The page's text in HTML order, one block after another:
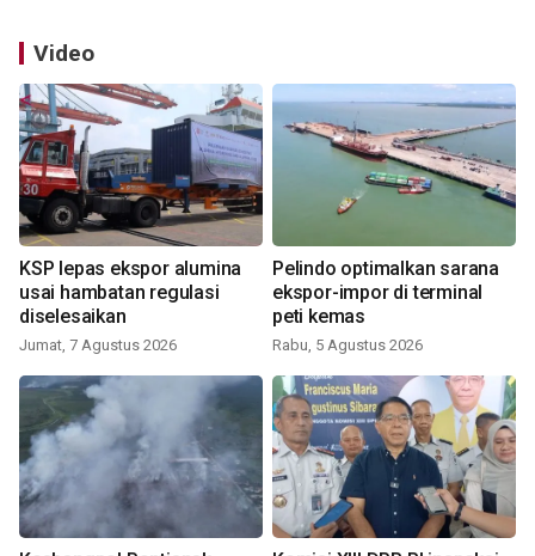
Video
KSP lepas ekspor alumina
usai hambatan regulasi
diselesaikan
Jumat, 7 Agustus 2026
Pelindo optimalkan sarana
ekspor-impor di terminal
peti kemas
Rabu, 5 Agustus 2026